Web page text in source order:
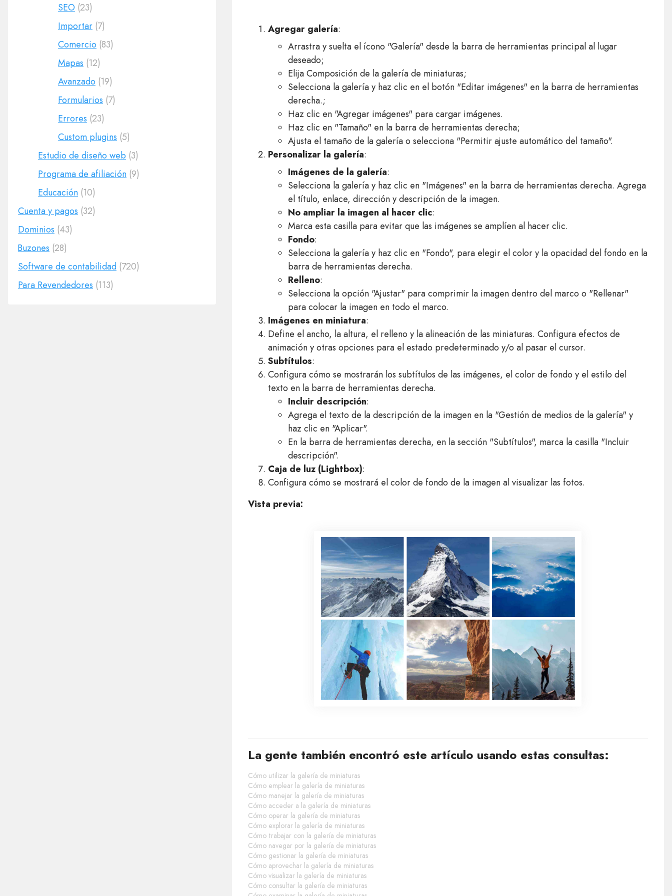
SEO (23)
Importar (7)
Comercio (83)
Mapas (12)
Avanzado (19)
Formularios (7)
Errores (23)
Custom plugins (5)
Estudio de diseño web (3)
Programa de afiliación (9)
Educación (10)
Cuenta y pagos (32)
Dominios (43)
Buzones (28)
Software de contabilidad (720)
Para Revendedores (113)
Agregar galería:
Arrastra y suelta el ícono "Galería" desde la barra de herramientas principal al lugar
deseado;
Elija Composición de la galería de miniaturas;
Selecciona la galería y haz clic en el botón "Editar imágenes" en la barra de herramientas
derecha.;
Haz clic en "Agregar imágenes" para cargar imágenes.
Haz clic en "Tamaño" en la barra de herramientas derecha;
Ajusta el tamaño de la galería o selecciona "Permitir ajuste automático del tamaño".
Personalizar la galería:
Imágenes de la galería:
Selecciona la galería y haz clic en "Imágenes" en la barra de herramientas derecha. Agrega
el título, enlace, dirección y descripción de la imagen.
No ampliar la imagen al hacer clic:
Marca esta casilla para evitar que las imágenes se amplíen al hacer clic.
Fondo:
Selecciona la galería y haz clic en "Fondo", para elegir el color y la opacidad del fondo en la
barra de herramientas derecha.
Relleno:
Selecciona la opción "Ajustar" para comprimir la imagen dentro del marco o "Rellenar"
para colocar la imagen en todo el marco.
Imágenes en miniatura:
Define el ancho, la altura, el relleno y la alineación de las miniaturas. Configura efectos de
animación y otras opciones para el estado predeterminado y/o al pasar el cursor.
Subtítulos:
Configura cómo se mostrarán los subtítulos de las imágenes, el color de fondo y el estilo del
texto en la barra de herramientas derecha.
Incluir descripción:
Agrega el texto de la descripción de la imagen en la "Gestión de medios de la galería" y
haz clic en "Aplicar".
En la barra de herramientas derecha, en la sección "Subtítulos", marca la casilla "Incluir
descripción".
Caja de luz (Lightbox):
Configura cómo se mostrará el color de fondo de la imagen al visualizar las fotos.
Vista previa:
La gente también encontró este artículo usando estas consultas:
Cómo utilizar la galería de miniaturas
Cómo emplear la galería de miniaturas
Cómo manejar la galería de miniaturas
Cómo acceder a la galería de miniaturas
Cómo operar la galería de miniaturas
Cómo explorar la galería de miniaturas
Cómo trabajar con la galería de miniaturas
Cómo navegar por la galería de miniaturas
Cómo gestionar la galería de miniaturas
Cómo aprovechar la galería de miniaturas
Cómo visualizar la galería de miniaturas
Cómo consultar la galería de miniaturas